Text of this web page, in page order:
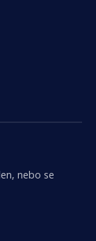
nebo se